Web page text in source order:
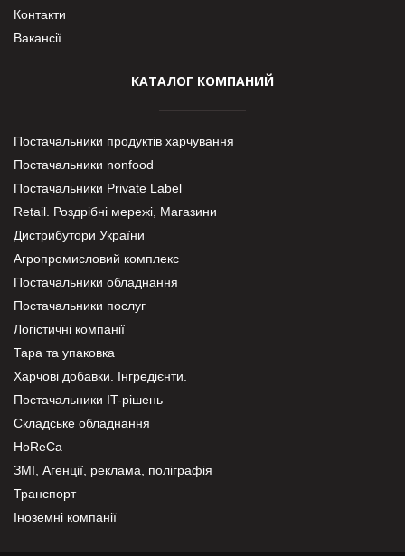
Контакти
Вакансії
КАТАЛОГ КОМПАНИЙ
Постачальники продуктів харчування
Постачальники nonfood
Постачальники Private Label
Retail. Роздрібні мережі, Магазини
Дистрибутори України
Агропромисловий комплекс
Постачальники обладнання
Постачальники послуг
Логістичні компанії
Тара та упаковка
Харчові добавки. Інгредієнти.
Постачальники IT-рішень
Складське обладнання
HoReCa
ЗМІ, Агенції, реклама, поліграфія
Транспорт
Іноземні компанії